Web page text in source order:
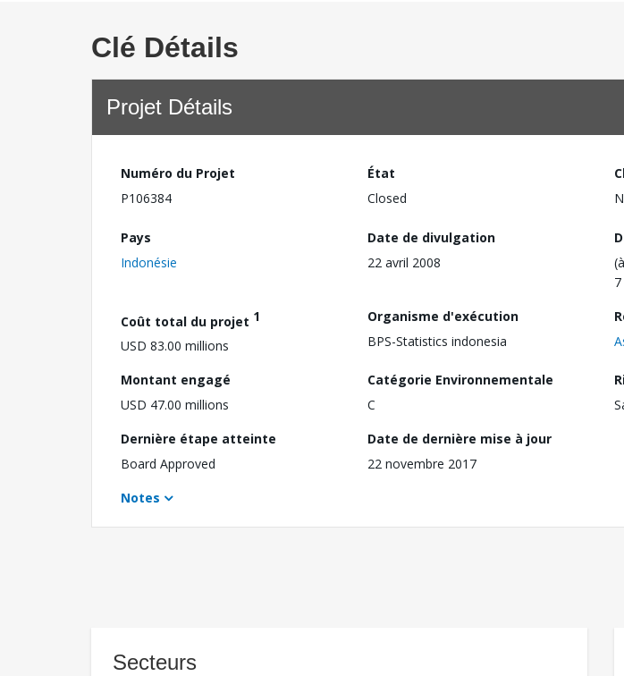
Clé Détails
Projet Détails
Numéro du Projet
P106384
État
Closed
Pays
Indonésie
Date de divulgation
22 avril 2008
Coût total du projet 1
USD 83.00 millions
Organisme d'exécution
BPS-Statistics indonesia
Montant engagé
USD 47.00 millions
Catégorie Environnementale
C
Dernière étape atteinte
Board Approved
Date de dernière mise à jour
22 novembre 2017
Notes
Secteurs